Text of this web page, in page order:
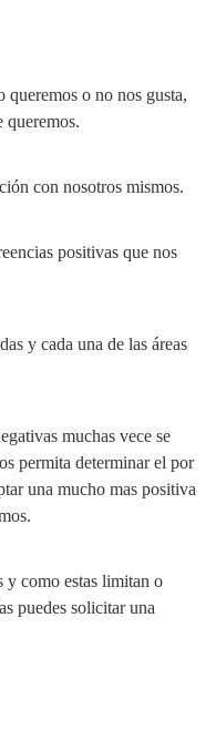
queremos o no nos gusta,
queremos.
con nosotros mismos.
positivas que nos
y cada una de las áreas
muchas vece se
permita determinar el por
una mucho mas positiva
y como estas limitan o
puedes solicitar una